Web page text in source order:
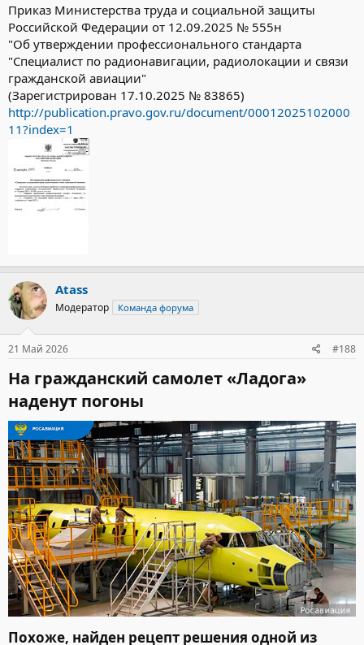
Приказ Министерства труда и социальной защиты
Российской Федерации от 12.09.2025 № 555н
"Об утверждении профессионального стандарта
"Специалист по радионавигации, радиолокации и связи
гражданской авиации"
(Зарегистрирован 17.10.2025 № 83865)
http://publication.pravo.gov.ru/document/00012025102000
11?index=1
Atass
Модератор Команда форума
21 Май 2026 #188
На гражданский самолет «Ладога»
наденут погоны​
Похоже, найден рецепт решения одной из